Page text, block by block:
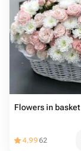
Flowers in basket
4.9962